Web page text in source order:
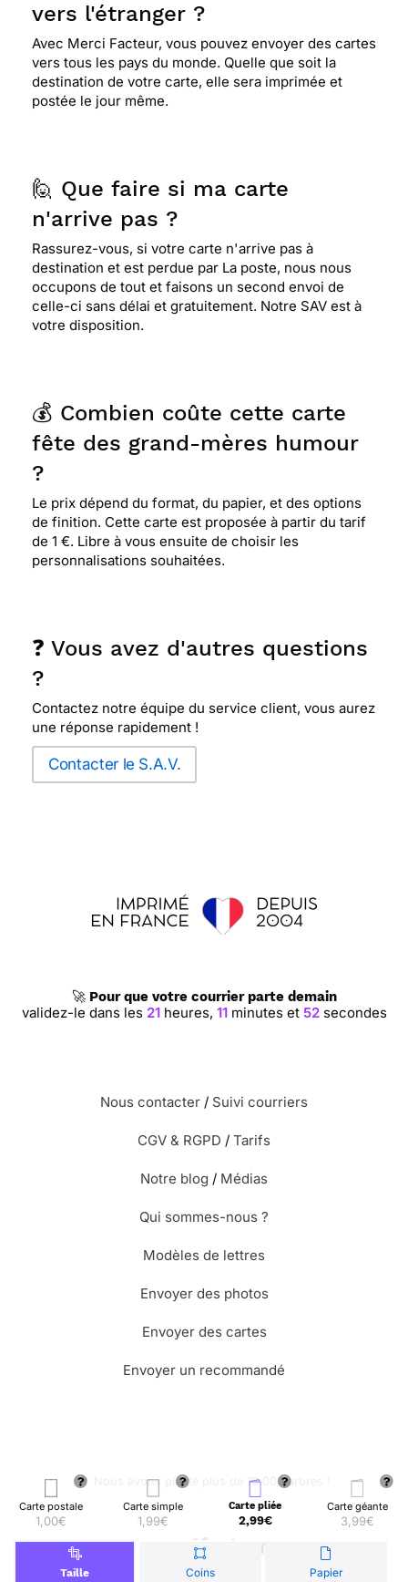
Carte postale
1,00€
Carte simple
1,99€
Carte pliée
2,99€
Carte géante
3,99€
Taille Coins Papier
vers l'étranger ?
Avec Merci Facteur, vous pouvez envoyer des cartes
vers tous les pays du monde. Quelle que soit la
destination de votre carte, elle sera imprimée et
postée le jour même.
🙋 Que faire si ma carte
n'arrive pas ?
Rassurez-vous, si votre carte n'arrive pas à
destination et est perdue par La poste, nous nous
occupons de tout et faisons un second envoi de
celle-ci sans délai et gratuitement. Notre SAV est à
votre disposition.
💰 Combien coûte cette carte
fête des grand-mères humour
?
Le prix dépend du format, du papier, et des options
de finition. Cette carte est proposée à partir du tarif
de 1 €. Libre à vous ensuite de choisir les
personnalisations souhaitées.
❓ Vous avez d'autres questions
?
Contactez notre équipe du service client, vous aurez
une réponse rapidement !
Contacter le S.A.V.
🚀 Pour que votre courrier parte demain
validez-le dans les 21 heures,11 minutes et51secondes
Nous contacter / Suivi courriers
CGV & RGPD / Tarifs
Notre blog / Médias
Qui sommes-nous ?
Modèles de lettres
Envoyer des photos
Envoyer des cartes
Envoyer un recommandé
🌳 Nous avons planté plus de 13.000 arbres !
© Merci Facteur